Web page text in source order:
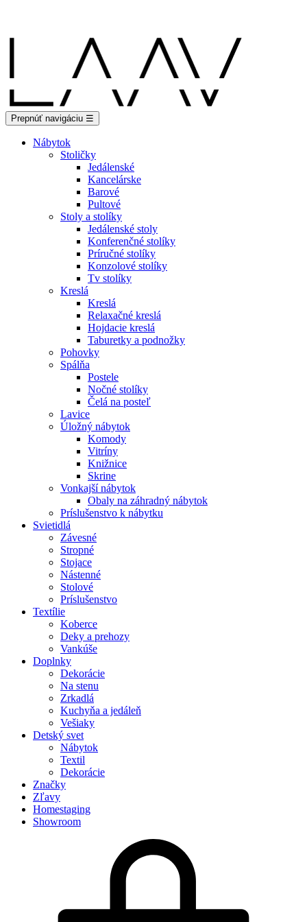
Prepnúť navigáciu ☰
Nábytok
Stoličky
Jedálenské
Kancelárske
Barové
Pultové
Stoly a stolíky
Jedálenské stoly
Konferenčné stolíky
Príručné stolíky
Konzolové stolíky
Tv stolíky
Kreslá
Kreslá
Relaxačné kreslá
Hojdacie kreslá
Taburetky a podnožky
Pohovky
Spálňa
Postele
Nočné stolíky
Čelá na posteľ
Lavice
Úložný nábytok
Komody
Vitríny
Knižnice
Skrine
Vonkajší nábytok
Obaly na záhradný nábytok
Príslušenstvo k nábytku
Svietidlá
Závesné
Stropné
Stojace
Nástenné
Stolové
Príslušenstvo
Textílie
Koberce
Deky a prehozy
Vankúše
Doplnky
Dekorácie
Na stenu
Zrkadlá
Kuchyňa a jedáleň
Vešiaky
Detský svet
Nábytok
Textil
Dekorácie
Značky
Zľavy
Homestaging
Showroom